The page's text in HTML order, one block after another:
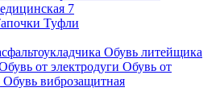
7
Туфли
Обувь литейщика
от электродуги Обувь от
Обувь виброзащитная